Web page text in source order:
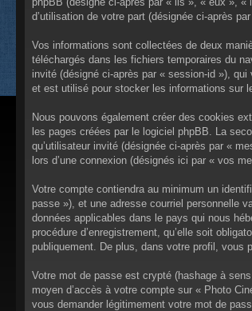
d’utilisation de votre part (désignée ci-après
Vos informations sont collectées de deux
téléchargés dans les fichiers temporaires du
invité (désigné ci-après par « session-id »),
et est utilisé pour stocker les informations sur
Nous pouvons également créer des cookies
les pages créées par le logiciel phpBB. La
qu’utilisateur invité (désignée ci-après par «
lors d’une connexion (désignés ici par « vos
Votre compte contiendra au minimum un
passe »), et une adresse courriel personnelle
données applicables dans le pays qui nous
procédure d’enregistrement, qu’elle soit
publiquement. De plus, dans votre profil, vous
Votre mot de passe est crypté (hashage à
moyen d’accès à votre compte sur « Photo
vous demander légitimement votre mot de